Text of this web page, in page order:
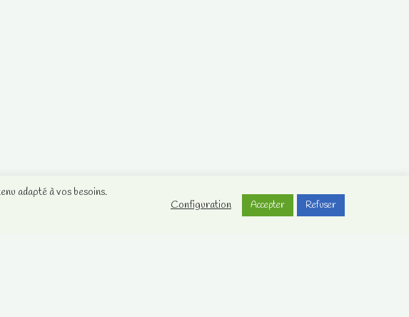
adapté à vos besoins.
Configuration Accepter Refuser